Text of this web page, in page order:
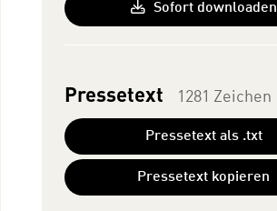
Sofort downloaden
Pressetext 1281 Zeichen
Pressetext als .txt
Pressetext kopieren